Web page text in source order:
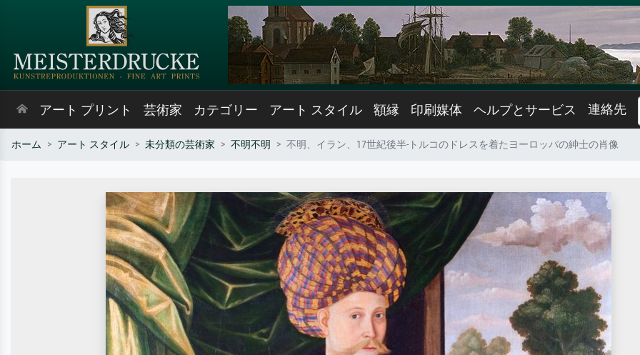
アート プリント 芸術家 カテゴリー アート スタイル 額縁 印刷媒体 ヘルプとサービス 連絡先
ホーム アート スタイル 未分類の芸術家 不明不明 不明、イラン、17世紀後半-トルコのドレスを着たヨーロッパの紳士の肖像